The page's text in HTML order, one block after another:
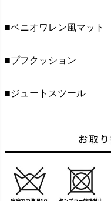
■ベニオワレン風マット
■プフクッション
■ジュートスツール